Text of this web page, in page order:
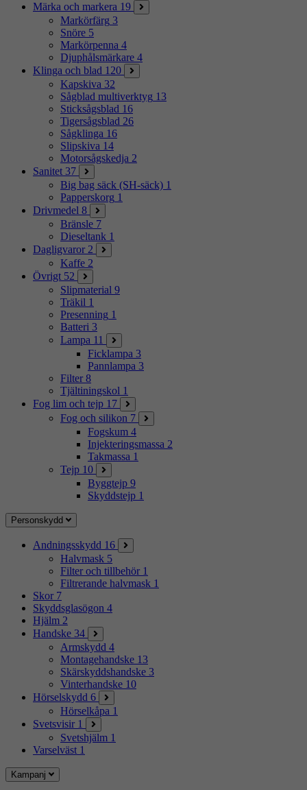
Märka och markera 19
Markörfärg 3
Snöre 5
Markörpenna 4
Djuphålsmärkare 4
Klinga och blad 120
Kapskiva 32
Sågblad multiverktyg 13
Sticksågsblad 16
Tigersågsblad 26
Sågklinga 16
Slipskiva 14
Motorsågskedja 2
Sanitet 37
Big bag säck (SH-säck) 1
Papperskorg 1
Drivmedel 8
Bränsle 7
Dieseltank 1
Dagligvaror 2
Kaffe 2
Övrigt 52
Slipmaterial 9
Träkil 1
Presenning 1
Batteri 3
Lampa 11
Ficklampa 3
Pannlampa 3
Filter 8
Tjältiningskol 1
Fog lim och tejp 17
Fog och silikon 7
Fogskum 4
Injekteringsmassa 2
Takmassa 1
Tejp 10
Byggtejp 9
Skyddstejp 1
Personskydd
Andningsskydd 16
Halvmask 5
Filter och tillbehör 1
Filtrerande halvmask 1
Skor 7
Skyddsglasögon 4
Hjälm 2
Handske 34
Armskydd 4
Montagehandske 13
Skärskyddshandske 3
Vinterhandske 10
Hörselskydd 6
Hörselkåpa 1
Svetsvisir 1
Svetshjälm 1
Varselväst 1
Kampanj